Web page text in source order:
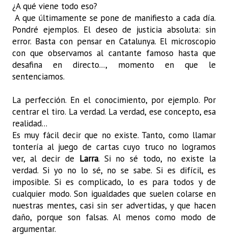
¿A qué viene todo eso?
A que últimamente se pone de manifiesto a cada día.
Pondré ejemplos. El deseo de justicia absoluta: sin
error. Basta con pensar en Catalunya. El microscopio
con que observamos al cantante famoso hasta que
desafina en directo..., momento en que le
sentenciamos.
La perfección. En el conocimiento, por ejemplo. Por
centrar el tiro. La verdad. La verdad, ese concepto, esa
realidad...
Es muy fácil decir que no existe. Tanto, como llamar
tontería al juego de cartas cuyo truco no logramos
ver, al decir de Larra. Si no sé todo, no existe la
verdad. Si yo no lo sé, no se sabe. Si es difícil, es
imposible. Si es complicado, lo es para todos y de
cualquier modo. Son igualdades que suelen colarse en
nuestras mentes, casi sin ser advertidas, y que hacen
daño, porque son falsas. Al menos como modo de
argumentar.